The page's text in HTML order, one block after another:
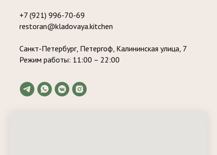
+7 (921) 996-70-69
restoran@kladovaya.kitchen
Санкт-Петербург, Петергоф, Калининская улица, 7
Режим работы: 11:00 – 22:00